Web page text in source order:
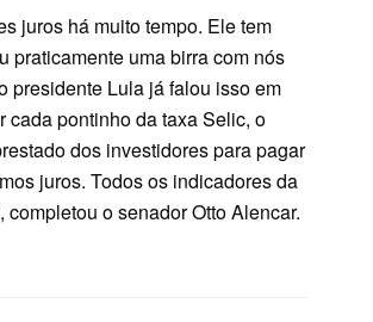
juros há muito tempo. Ele tem
praticamente uma birra com nós
presidente Lula já falou isso em
cada pontinho da taxa Selic, o
dos investidores para pagar
juros. Todos os indicadores da
o senador Otto Alencar.